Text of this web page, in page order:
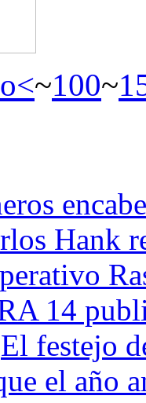
<~100~
Hank
14
El festejo
el año